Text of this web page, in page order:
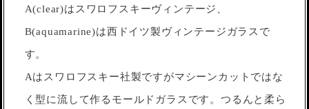
A(clear)はスワロフスキーヴィンテージ、
B(aquamarine)は西ドイツ製ヴィンテージガラスで
す。
Aはスワロフスキー社製ですがマシーンカットではな
く型に流して作るモールドガラスです。つるんと柔ら